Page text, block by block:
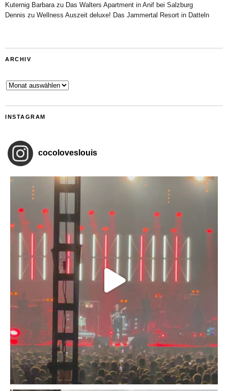
Kuternig Barbara zu Das Walters Apartment in Anif bei Salzburg
Dennis zu Wellness Auszeit deluxe! Das Jammertal Resort in Datteln
ARCHIV
Archiv
INSTAGRAM
cocoloveslouis